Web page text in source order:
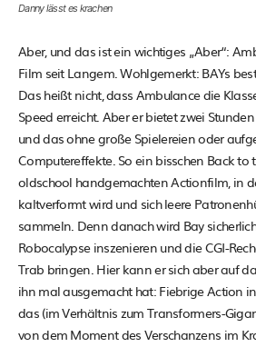
Danny lässt es krachen
Aber, und das ist ein wichtiges „Aber“:
Film seit Langem. Wohlgemerkt: BAYs
Das heißt nicht, dass Ambulance die
Speed erreicht. Aber er bietet zwei
und das ohne große Spielereien oder
Computereffekte. So ein bisschen Back to
oldschool handgemachten Actionfilm, in
kaltverformt wird und sich leere
sammeln. Denn danach wird Bay
Robocalypse inszenieren und die CGI-
Trab bringen. Hier kann er sich aber auf
ihn mal ausgemacht hat: Fiebrige Action
das (im Verhältnis zum Transformers-
von dem Moment des Verschanzens im